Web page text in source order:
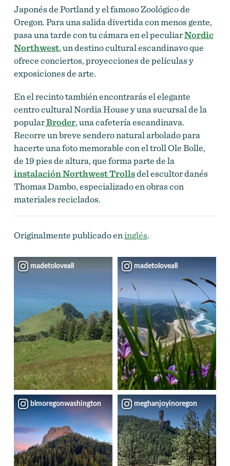
Japonés de Portland y el famoso Zoológico de
Oregon. Para una salida divertida con menos gente,
pasa una tarde con tu cámara en el peculiarNordic
Northwest, un destino cultural escandinavo que
ofrece conciertos, proyecciones de películas y
exposiciones de arte.
En el recinto también encontrarás el elegante
centro cultural Nordia House y una sucursal de la
popularBroder, una cafetería escandinava.
Recorre un breve sendero natural arbolado para
hacerte una foto memorable con el troll Ole Bolle,
de 19 pies de altura, que forma parte de la
instalación Northwest Trollsdel escultor danés
Thomas Dambo, especializado en obras con
materiales reciclados.
Originalmente publicado eninglés.
madetoloveall madetoloveall
blmoregonwashington meghanjoyinoregon